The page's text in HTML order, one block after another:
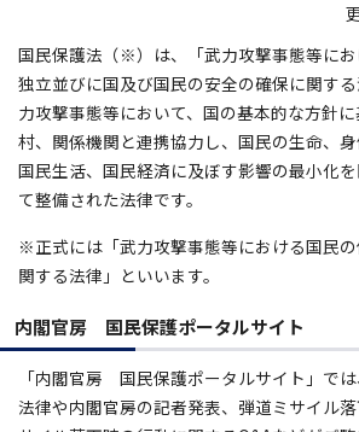
国民保護法（※）は、「武力攻撃事態等に
独立並びに国及び国民の安全の確保に関す
力攻撃事態等において、国の基本的な方針
村、関係機関と連携協力し、国民の生命、身
国民生活、国民経済に及ぼす影響の最小化
て整備された法律です。
※正式には「武力攻撃事態等における国民
関する法律」といいます。
内閣官房 国民保護ポータルサイト
「内閣官房 国民保護ポータルサイト」で
法律や内閣官房の記者発表、弾道ミサイル